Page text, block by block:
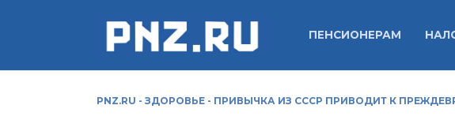
ПЕНСИОНЕРАМ
PNZ.RU - ЗДОРОВЬЕ - ПРИВЫЧКА ИЗ СССР ПРИВОДИТ К